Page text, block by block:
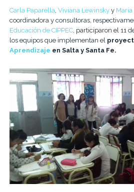
Carla Paparella Viviana Lewinskyy
coordinadora y consultoras,
Educación de CIPPEC, participaron el 11
los equipos que implementan el
Aprendizaje en Salta y Santa Fe.